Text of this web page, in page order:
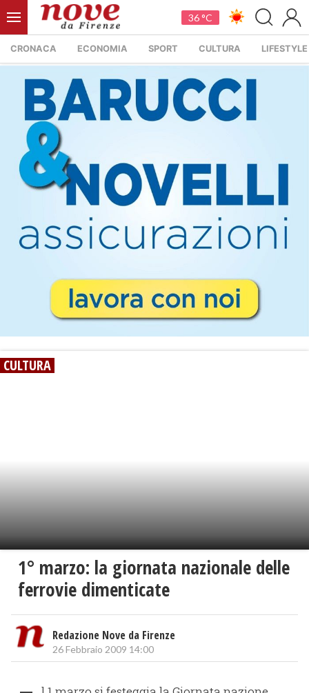
36 °C
CRONACA ECONOMIA SPORT CULTURA LIFESTYLE
CULTURA
1° marzo: la giornata nazionale delle
ferrovie dimenticate
Redazione Nove da Firenze
26 Febbraio 2009 14:00